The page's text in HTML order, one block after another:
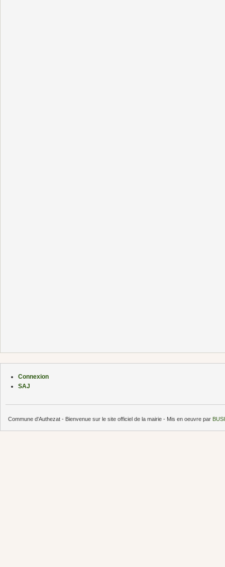
Connexion
SAJ
Commune d'Authezat - Bienvenue sur le site officiel de la mairie - Mis en oeuvre par